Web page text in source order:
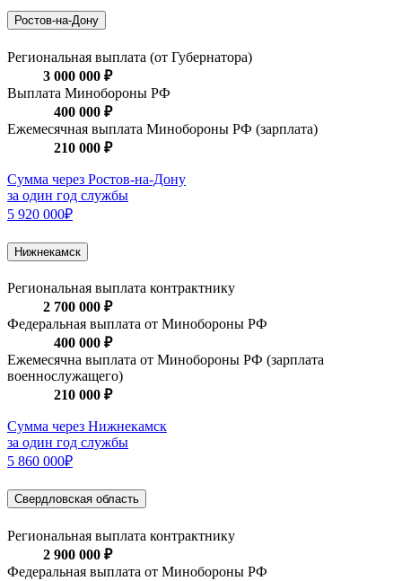
Ростов-на-Дону
Региональная выплата (от Губернатора)
3 000 000 ₽
Выплата Минобороны РФ
400 000 ₽
Ежемесячная выплата Минобороны РФ (зарплата)
210 000 ₽
Сумма через Ростов-на-Дону
за один год службы
5 920 000₽
Нижнекамск
Региональная выплата контрактнику
2 700 000 ₽
Федеральная выплата от Минобороны РФ
400 000 ₽
Ежемесячна выплата от Минобороны РФ (зарплата
военнослужащего)
210 000 ₽
Сумма через Нижнекамск
за один год службы
5 860 000₽
Свердловская область
Региональная выплата контрактнику
2 900 000 ₽
Федеральная выплата от Минобороны РФ